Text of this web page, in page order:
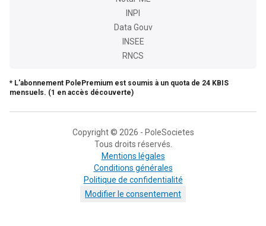
INPI
Data Gouv
INSEE
RNCS
* L'abonnement PolePremium est soumis à un quota de 24 KBIS
mensuels. (1 en accès découverte)
Copyright © 2026 - PoleSocietes
Tous droits réservés.
Mentions légales
Conditions générales
Politique de confidentialité
Modifier le consentement